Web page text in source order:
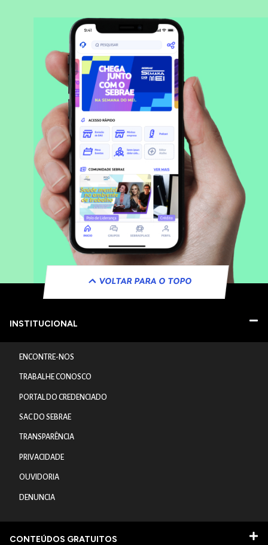
VOLTAR PARA O TOPO
INSTITUCIONAL
ENCONTRE-NOS
TRABALHE CONOSCO
PORTAL DO CREDENCIADO
SAC DO SEBRAE
TRANSPARÊNCIA
PRIVACIDADE
OUVIDORIA
DENUNCIA
CONTEÚDOS GRATUITOS